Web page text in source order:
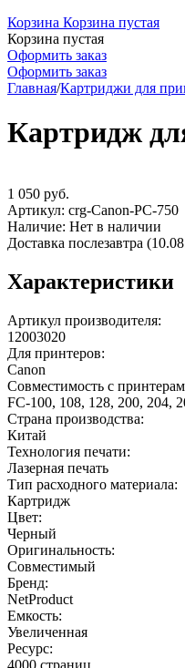
Корзина Корзина пустая
Корзина пустая
Оформить заказ
Оформить заказ
Главная/Картриджи для
Картридж
1 050 руб.
Артикул: crg-Canon-PC-750
Наличие: Нет в наличии
Доставка послезавтра
Характеристики
Артикул производителя:
12003020
Для принтеров:
Canon
Совместимость с
FC-100, 108, 128, 200, 204,
Страна производства:
Китай
Технология печати:
Лазерная печать
Тип расходного материала:
Картридж
Цвет:
Черный
Оригинальность:
Совместимый
Бренд:
NetProduct
Емкость:
Увеличенная
Ресурс:
4000 страниц